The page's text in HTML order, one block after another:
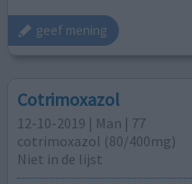
geef mening
Cotrimoxazol
12-10-2019 | Man | 77
cotrimoxazol (80/400mg)
Niet in de lijst